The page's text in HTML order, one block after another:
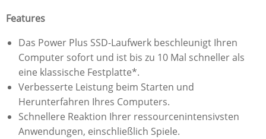
Features
Das Power Plus SSD-Laufwerk beschleunigt Ihren
Computer sofort und ist bis zu 10 Mal schneller als
eine klassische Festplatte*.
Verbesserte Leistung beim Starten und
Herunterfahren Ihres Computers.
Schnellere Reaktion Ihrer ressourcenintensivsten
Anwendungen, einschließlich Spiele.